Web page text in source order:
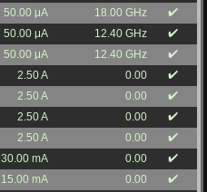
50.00 μA 18.00 GHz
✔️
50.00 μA 12.40 GHz
✔️
50.00 μA 12.40 GHz
✔️
2.50 A 0.00
✔️
2.50 A 0.00
✔️
2.50 A 0.00
✔️
2.50 A 0.00
✔️
30.00 mA 0.00
✔️
15.00 mA 0.00
✔️